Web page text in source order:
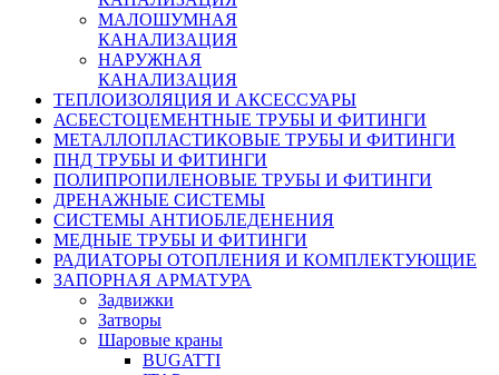
МАЛОШУМНАЯ
КАНАЛИЗАЦИЯ
НАРУЖНАЯ
КАНАЛИЗАЦИЯ
ТЕПЛОИЗОЛЯЦИЯ И АКСЕССУАРЫ
АСБЕСТОЦЕМЕНТНЫЕ ТРУБЫ И ФИТИНГИ
МЕТАЛЛОПЛАСТИКОВЫЕ ТРУБЫ И ФИТИНГИ
ПНД ТРУБЫ И ФИТИНГИ
ПОЛИПРОПИЛЕНОВЫЕ ТРУБЫ И ФИТИНГИ
ДРЕНАЖНЫЕ СИСТЕМЫ
СИСТЕМЫ АНТИОБЛЕДЕНЕНИЯ
МЕДНЫЕ ТРУБЫ И ФИТИНГИ
РАДИАТОРЫ ОТОПЛЕНИЯ И КОМПЛЕКТУЮЩИЕ
ЗАПОРНАЯ АРМАТУРА
Задвижки
Затворы
Шаровые краны
BUGATTI